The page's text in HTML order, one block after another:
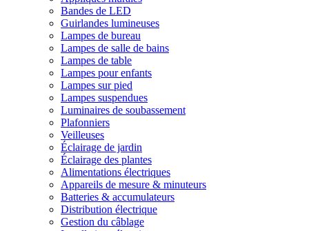
Bandes de LED
Guirlandes lumineuses
Lampes de bureau
Lampes de salle de bains
Lampes de table
Lampes pour enfants
Lampes sur pied
Lampes suspendues
Luminaires de soubassement
Plafonniers
Veilleuses
Éclairage de jardin
Éclairage des plantes
Alimentations électriques
Appareils de mesure & minuteurs
Batteries & accumulateurs
Distribution électrique
Gestion du câblage